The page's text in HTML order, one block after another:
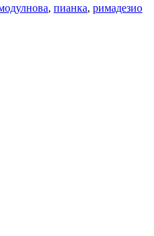
, пианка, римадезио